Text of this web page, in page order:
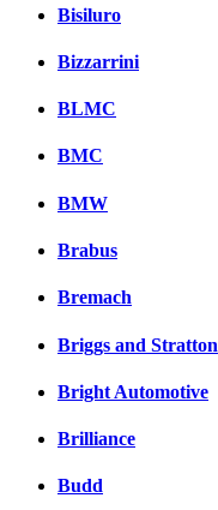
Bisiluro
Bizzarrini
BLMC
BMC
BMW
Brabus
Bremach
Briggs and Stratton
Bright Automotive
Brilliance
Budd